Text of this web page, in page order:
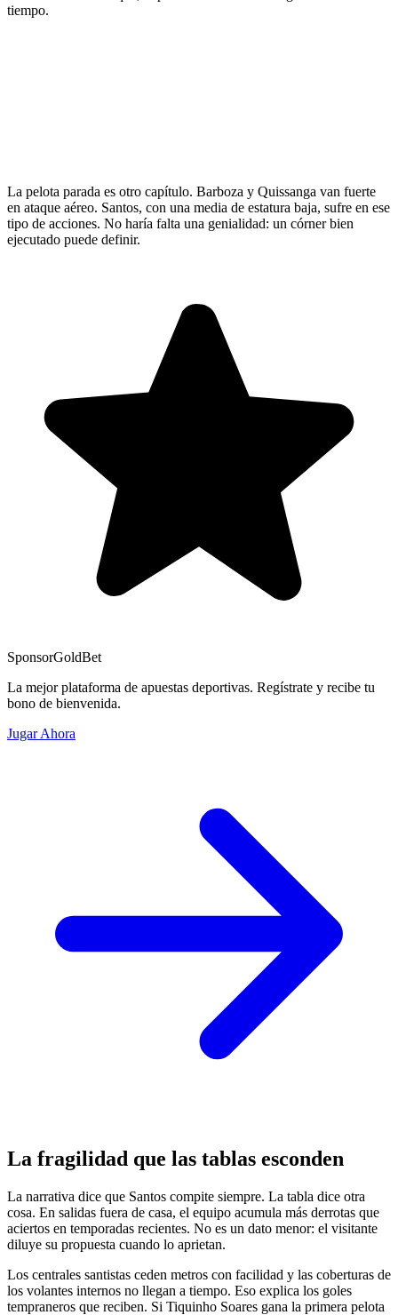
tiempo.
La pelota parada es otro capítulo. Barboza y Quissanga van fuerte
en ataque aéreo. Santos, con una media de estatura baja, sufre en ese
tipo de acciones. No haría falta una genialidad: un córner bien
ejecutado puede definir.
SponsorGoldBet
La mejor plataforma de apuestas deportivas. Regístrate y recibe tu
bono de bienvenida.
Jugar Ahora
La fragilidad que las tablas esconden
La narrativa dice que Santos compite siempre. La tabla dice otra
cosa. En salidas fuera de casa, el equipo acumula más derrotas que
aciertos en temporadas recientes. No es un dato menor: el visitante
diluye su propuesta cuando lo aprietan.
Los centrales santistas ceden metros con facilidad y las coberturas de
los volantes internos no llegan a tiempo. Eso explica los goles
tempraneros que reciben. Si Tiquinho Soares gana la primera pelota